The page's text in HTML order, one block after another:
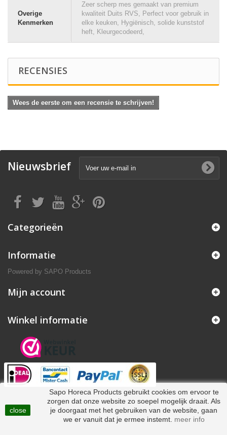
Overige
Kenmerken
Zeer scherp mes gemaakt van premium
kwaliteit Duits RVS, Perfect voor gebruik in
elke keuken, Hygiënisch, solide kunststof
heft, Kleurgecodeerd,
RECENSIES
Wees de eerste om een recensie te schrijven!
Nieuwsbrief
Categorieën
Informatie
Powered by SAPO Products
Mijn account
Winkel informatie
close
Sapo Horeca Products gebruikt cookies om ervoor te
zorgen dat onze website zo soepel mogelijk draait. Als
je doorgaat met het gebruiken van de website, gaan
we er vanuit dat je ermee instemt. meer info